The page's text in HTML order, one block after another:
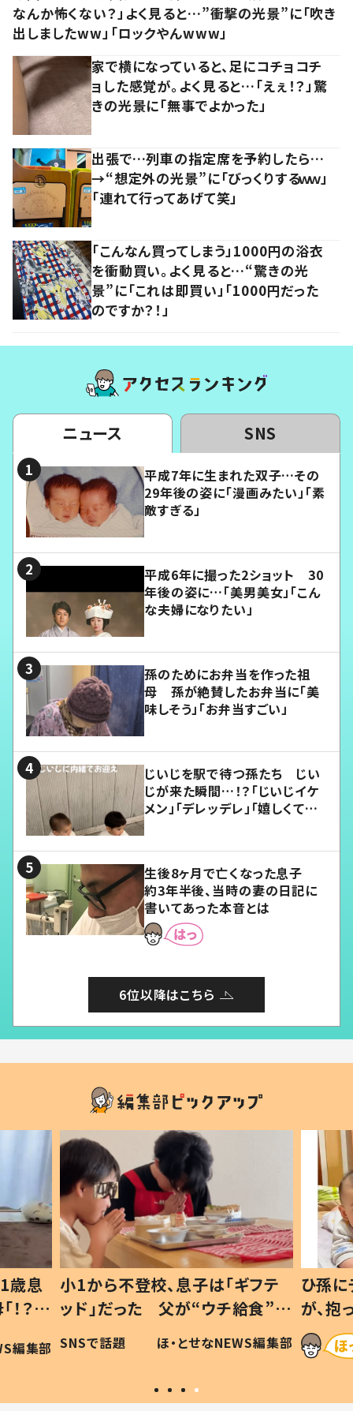
なんか怖くない？」よく見ると…”衝撃の光景”に「吹き
出しましたww」「ロックやんwww」
家で横になっていると、足にコチョコチ
ョした感覚が。よく見ると…「えぇ！？」驚
きの光景に「無事でよかった」
出張で…列車の指定席を予約したら…
→“想定外の光景”に「びっくりするｗｗ」
「連れて行ってあげて笑」
「こんなん買ってしまう」1000円の浴衣
を衝動買い。よく見ると…“驚きの光
景”に「これは即買い」「1000円だった
のですか？！」
ニュース SNS
平成7年に生まれた双子…その
29年後の姿に「漫画みたい」「素
敵すぎる」
平成6年に撮った2ショット 30
年後の姿に…「美男美女」「こん
な夫婦になりたい」
孫のためにお弁当を作った祖
母 孫が絶賛したお弁当に「美
味しそう」「お弁当すごい」
じいじを駅で待つ孫たち じい
じが来た瞬間…！？「じいじイケ
メン」「デレッデレ」「嬉しくて可
生後8ヶ月で亡くなった息子
約3年半後、当時の妻の日記に
書いてあった本音とは
6位以降はこちら
歳息
？」
編集部
小1から不登校、息子は「ギフテ
ッド」だった 父が“ウチ給食”を
作り続ける理由とは #令和の親
#令和の子
SNSで話題 ほ・とせなNEWS編集部
ひ孫
が、
「涙が
い」